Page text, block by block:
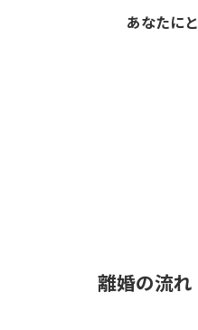
あなたに
離婚の流れ